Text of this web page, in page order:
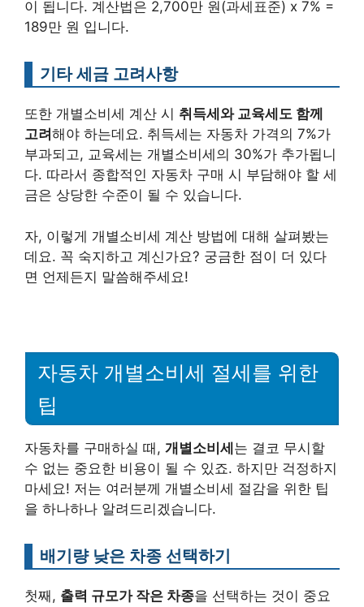
이 됩니다. 계산법은 2,700만 원(과세표준) x 7% =
189만 원 입니다.
기타 세금 고려사항
또한 개별소비세 계산 시 취득세와 교육세도 함께
고려 해야 하는데요. 취득세는 자동차 가격의 7%가
부과되고, 교육세는 개별소비세의 30%가 추가됩니
다. 따라서 종합적인 자동차 구매 시 부담해야 할 세
금은 상당한 수준이 될 수 있습니다.
자, 이렇게 개별소비세 계산 방법에 대해 살펴봤는
데요. 꼭 숙지하고 계신가요? 궁금한 점이 더 있다
면 언제든지 말씀해주세요!
자동차 개별소비세 절세를 위한
팁
자동차를 구매하실 때, 개별소비세 는 결코 무시할
수 없는 중요한 비용이 될 수 있죠. 하지만 걱정하지
마세요! 저는 여러분께 개별소비세 절감을 위한 팁
을 하나하나 알려드리겠습니다.
배기량 낮은 차종 선택하기
첫째, 출력 규모가 작은 차종을 선택하는 것이 중요